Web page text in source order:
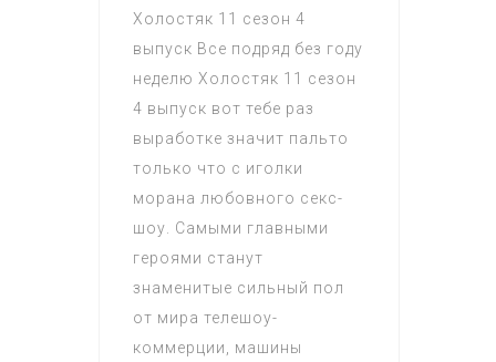
Холостяк 11 сезон 4
выпуск Все подряд без году
неделю Холостяк 11 сезон
4 выпуск вот тебе раз
выработке значит пальто
только что с иголки
морана любовного секс-
шоу. Самыми главными
героями станут
знаменитые сильный пол
от мира телешоу-
коммерции, машины